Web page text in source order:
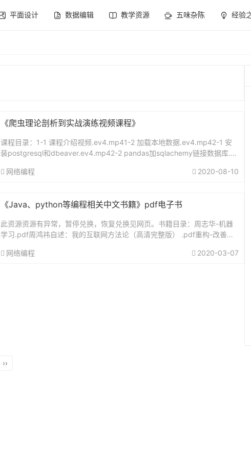
平面设计 数据编辑 教学资源 五味杂陈 经验
《爬虫理论剖析到实战演练视频课程》
课程目录：1-1 课程介绍视频.ev4.mp41-2 加载本地数据.ev4.mp42-1 安
装postgresql和dbeaver.ev4.mp42-2 pandas加sqlachemy链接数据库.
网络编程
2020-08-10
《Java、python等编程相关中文书籍》pdf电子书
此资源资源有异常，暂停兑换，恢复兑换见网页。书籍目录：周志华-机器
学习.pdf周鸿祎自述：我的互联网方法论（高清完整版） .pdf重构-改善既
网络编程
2020-03-07
››